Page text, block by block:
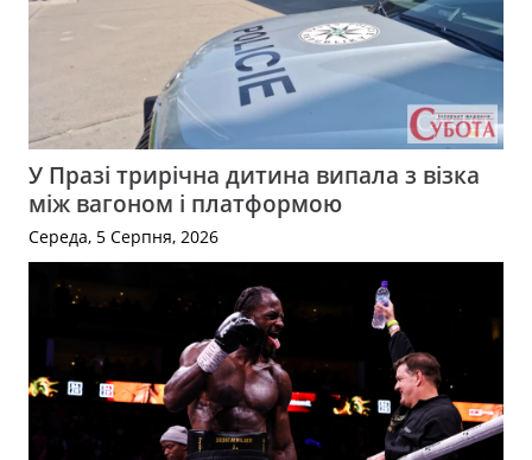
У Празі трирічна дитина випала з візка
між вагоном і платформою
Середа, 5 Серпня, 2026